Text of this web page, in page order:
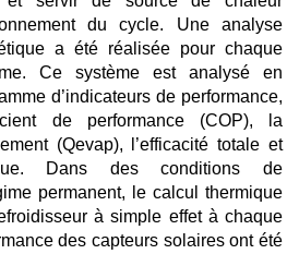
du cycle. Une analyse
a été réalisée pour chaque
Ce système est analysé en
d’indicateurs de performance,
de performance (COP), la
(Qevap), l’efficacité totale et
Dans des conditions de
permanent, le calcul thermique
à simple effet à chaque
des capteurs solaires ont été